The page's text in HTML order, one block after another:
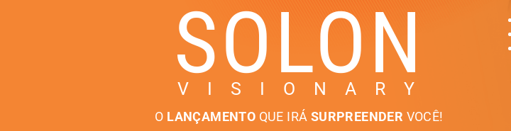
SOLON
V I S I O N A R Y
O LANÇAMENTO QUE IRÁ SURPREENDER VOCÊ!